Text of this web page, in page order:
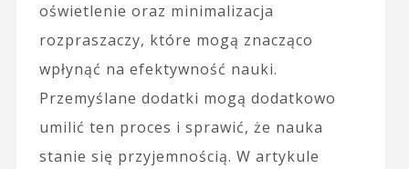
oświetlenie oraz minimalizacja
rozpraszaczy, które mogą znacząco
wpłynąć na efektywność nauki.
Przemyślane dodatki mogą dodatkowo
umilić ten proces i sprawić, że nauka
stanie się przyjemnością. W artykule